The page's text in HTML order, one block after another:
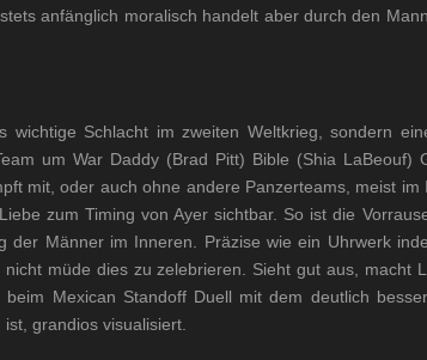
anfänglich moralisch handelt aber durch den
Schlacht im zweiten Weltkrieg, sondern
um War Daddy (Brad Pitt) Bible (Shia LaBeouf)
mit, oder auch ohne andere Panzerteams, meist
zum Timing von Ayer sichtbar. So ist die
der Männer im Inneren. Präzise wie ein Uhrwerk
müde dies zu zelebrieren. Sieht gut aus, macht
Mexican Standoff Duell mit dem deutlich
grandios visualisiert.